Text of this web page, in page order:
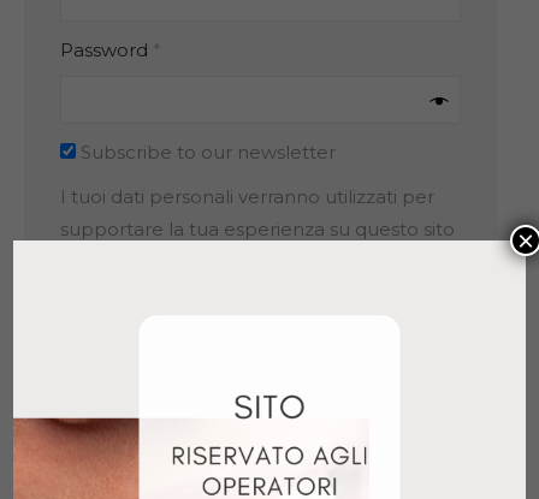
Password *
Subscribe to our newsletter
I tuoi dati personali verranno utilizzati per
supportare la tua esperienza su questo sito
×